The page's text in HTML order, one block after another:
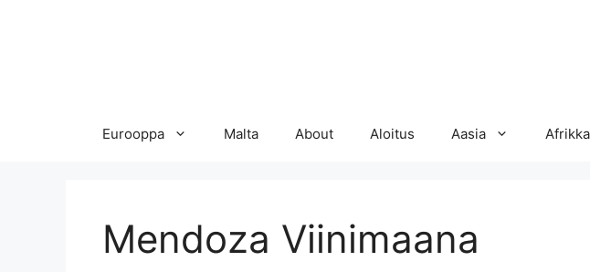
Eurooppa Malta About Aloitus Aasia Afrikka
Mendoza Viinimaana